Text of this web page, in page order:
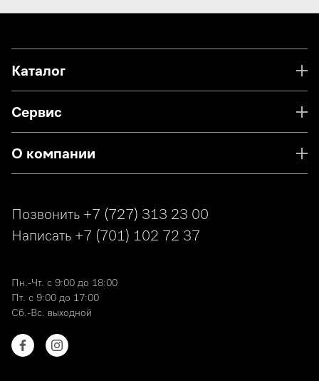
Каталог
Сервис
О компании
Позвонить +7 (727) 313 23 00
Написать +7 (701) 102 72 37
Пн.-Чт. с 9:00 до 18:00
Пт. с 9:00 до 17:00
Сб.-Вс. выходной